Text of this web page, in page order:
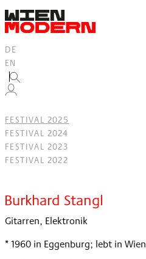
springen
DE
EN
FESTIVAL 2025
FESTIVAL 2024
FESTIVAL 2023
FESTIVAL 2022
Burkhard Stangl
Gitarren, Elektronik
* 1960 in Eggenburg; lebt in Wien